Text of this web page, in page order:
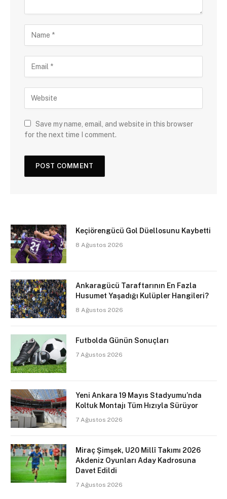
Save my name, email, and website in this browser
for the next time I comment.
Keçiörengücü Gol Düellosunu Kaybetti
8 Ağustos 2026
Ankaragücü Taraftarının En Fazla
Husumet Yaşadığı Kulüpler Hangileri?
8 Ağustos 2026
Futbolda Günün Sonuçları
7 Ağustos 2026
Yeni Ankara 19 Mayıs Stadyumu’nda
Koltuk Montajı Tüm Hızıyla Sürüyor
7 Ağustos 2026
Miraç Şimşek, U20 Millî Takımı 2026
Akdeniz Oyunları Aday Kadrosuna
Davet Edildi
7 Ağustos 2026